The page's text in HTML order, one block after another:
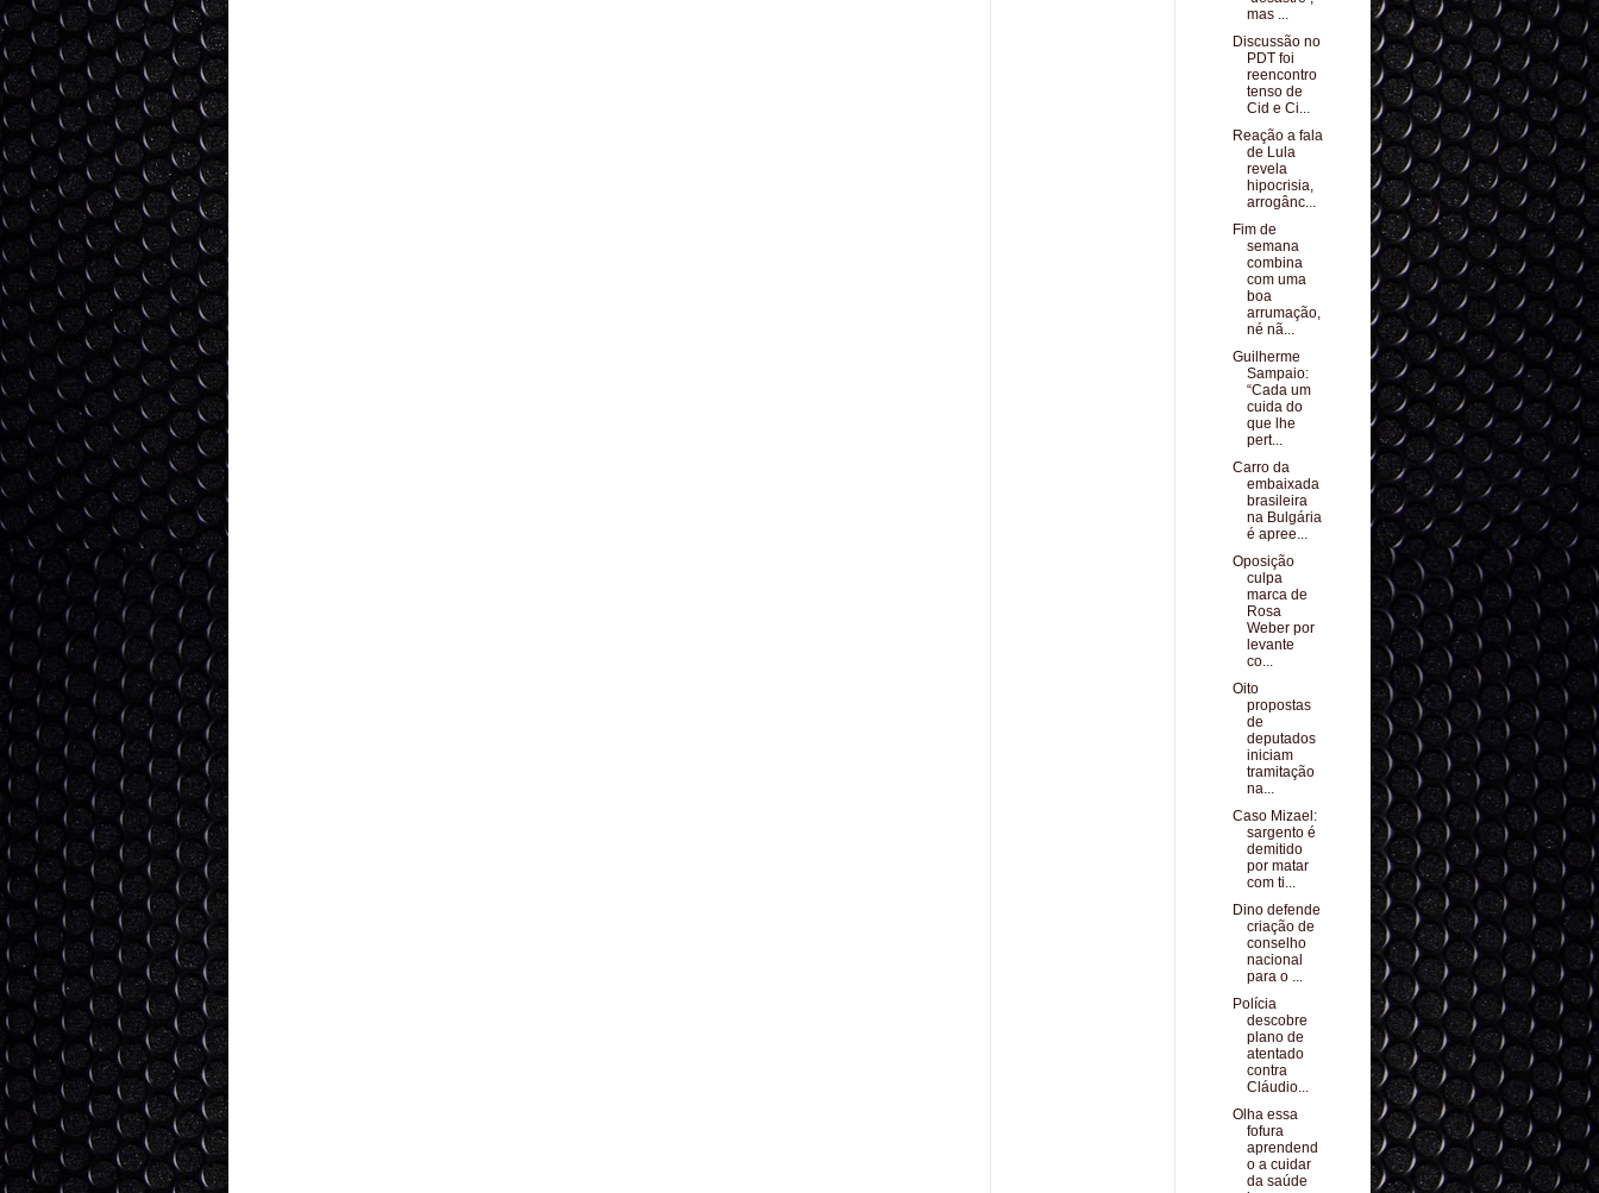
mas ...
Discussão no
PDT foi
reencontro
tenso de
Cid e Ci...
Reação a fala
de Lula
revela
hipocrisia,
arrogânc...
Fim de
semana
combina
com uma
boa
arrumação,
né nã...
Guilherme
Sampaio:
“Cada um
cuida do
que lhe
pert...
Carro da
embaixada
brasileira
na Bulgária
é apree...
Oposição
culpa
marca de
Rosa
Weber por
levante
co...
Oito
propostas
de
deputados
iniciam
tramitação
na...
Caso Mizael:
sargento é
demitido
por matar
com ti...
Dino defende
criação de
conselho
nacional
para o ...
Polícia
descobre
plano de
atentado
contra
Cláudio...
Olha essa
fofura
aprendend
o a cuidar
da saúde